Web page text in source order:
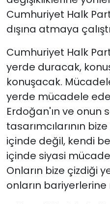
Cumhuriyet Halk
dışına atmaya
Cumhuriyet Halk
yerde duracak,
konuşacak.
yerde mücadele
Erdoğan'ın ve onun
tasarımcılarının
içinde değil, kendi
içinde siyasi
Onların bize çizdiği
onların